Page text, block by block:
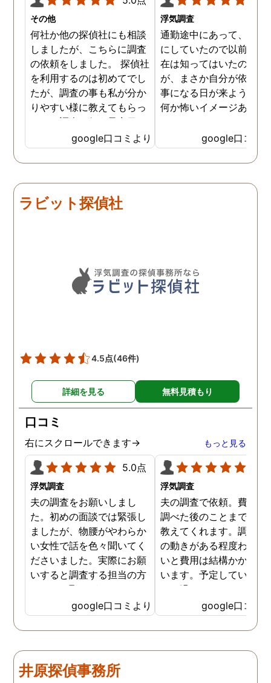
その他
何社か他の探偵社にも相談
しましたが、こちらに調査
の依頼をしました。 探偵社
を利用するのは初めてでし
たが、調査の事も私が分か
りやすい様に教えてもらっ
たり、調査を行う予定日は
私の希望を聞いてもらいつ
つ、探偵さんのご意見も取
り入れ、細かく打ち合わせ
た。調査を行った日はその
日の報告を入れてくれたり
聞いて頂いたりと精神的に
も助かりました。 報告書や
調査の動画を見せてもらっ
ケアもしてもらったり色々
とお世話になりました！
google口コミより
浮気調査
通勤途中にあって、毎日
にしていたので以前から
在は知ってはいたのです
が、まさか自分が依頼す
事になる日が来ようと
何か怖いイメージありま
応も良く、安心して相談
きました。 調査後に弁
さんも紹介していただき
した！ありがとうござい
google口コミ
ラビット探偵社
4.5点(46件)
詳細を見る 無料見積もり
口コミ
右にスクロールできます→ もっと見る
5.0点
浮気調査
夫の調査をお願いしまし
た。初めの面談では緊張し
ましたが、物腰がやわらか
い女性で話を色々聞いてく
ださいました。実際にお願
いすると調査する担当の方
とのやり取りがメインで、
色々不安や心配な事の共有
をしてくれました。探偵の
方に依頼となると丸投げで
が、二人三脚で協力しあい
ながら、進めて行った感じ
google口コミより
浮気調査
夫の調査で依頼。費用や
調べた後のことまで詳し
教えてくれます。調査対
の動きがある程度わから
いと費用は結構かかると
います。予定していた時
より過ぎてしまいました
が、そのまま調査してい
だき、しっかり証拠取れ
した。あ、もちろん過ぎ
調査が終わって今後どう
google口コミ
井原探偵事務所